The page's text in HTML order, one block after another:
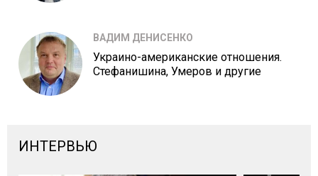
ВАДИМ ДЕНИСЕНКО
Украино-американские отношения.
Стефанишина, Умеров и другие
ИНТЕРВЬЮ